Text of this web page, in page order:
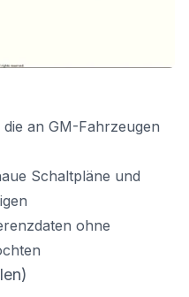
an GM-Fahrzeugen
Schaltpläne und
ohne